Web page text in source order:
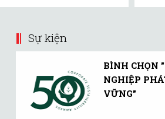
Sự kiện
BÌNH CHỌN
NGHIỆP
VỮNG"